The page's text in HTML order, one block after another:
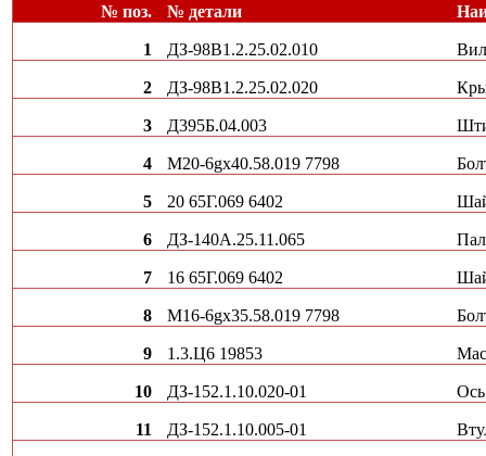
№ поз. № детали
1 ДЗ-98В1.2.25.02.010
2 ДЗ-98В1.2.25.02.020
3 Д395Б.04.003
4 М20-6gх40.58.019 7798
5 20 65Г.069 6402
6 ДЗ-140А.25.11.065
7 16 65Г.069 6402
8 М16-6gх35.58.019 7798
9 1.3.Ц6 19853
10 ДЗ-152.1.10.020-01 Ось
11 ДЗ-152.1.10.005-01